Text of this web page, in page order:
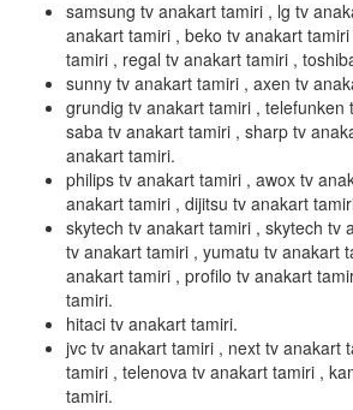
samsung tv anakart tamiri , lg tv
anakart tamiri , beko tv anakart
tamiri , regal tv anakart tamiri ,
sunny tv anakart tamiri , axen tv
grundig tv anakart tamiri , telefunken
saba tv anakart tamiri , sharp tv
anakart tamiri.
philips tv anakart tamiri , awox tv
anakart tamiri , dijitsu tv anakart
skytech tv anakart tamiri , skytech tv
tv anakart tamiri , yumatu tv anakart
anakart tamiri , profilo tv anakart
tamiri.
hitaci tv anakart tamiri.
jvc tv anakart tamiri , next tv anakart
tamiri , telenova tv anakart tamiri ,
tamiri.